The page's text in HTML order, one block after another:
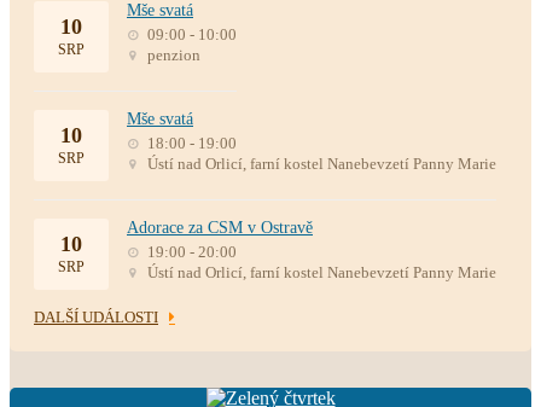
10
SRP
Mše svatá
09:00 - 10:00
penzion
10
SRP
Mše svatá
18:00 - 19:00
Ústí nad Orlicí, farní kostel Nanebevzetí Panny Marie
10
SRP
Adorace za CSM v Ostravě
19:00 - 20:00
Ústí nad Orlicí, farní kostel Nanebevzetí Panny Marie
DALŠÍ UDÁLOSTI